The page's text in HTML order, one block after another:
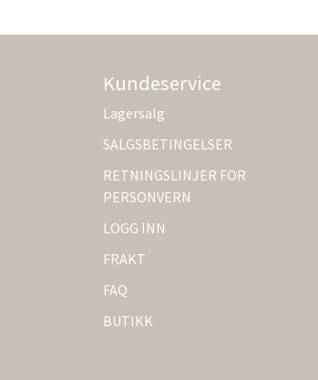
Kundeservice
Lagersalg
SALGSBETINGELSER
RETNINGSLINJER FOR
PERSONVERN
LOGG INN
FRAKT
FAQ
BUTIKK